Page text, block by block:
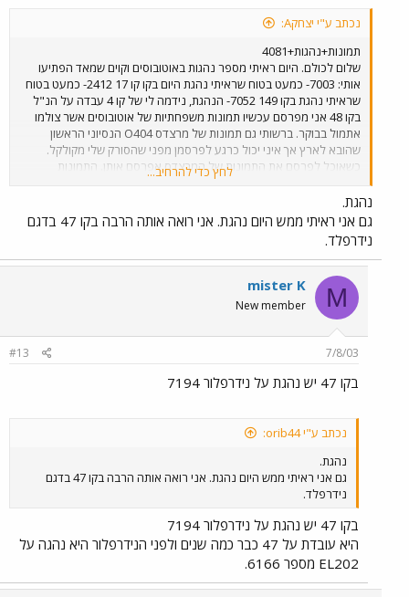
נכתב ע"י יצחקA:
תמונות+נהגות+4081
שלום לכולם. היום ראיתי מספר נהגות באוטובוסים וקוים שמאד הפתיעו
אותי: 7003- כמעט בטוח שראיתי נהגת היום בקו קו 17 2412- כמעט בטוח
שראיתי נהגת בקו 149 7052- הנהגת, נידמה לי של קו 4 עבדה על הנ"ל
בקו 48 אני מפרסם עכשיו תמונות משפחתיות של אוטובוסים אשר צולמו
אתמול בבוקר. ברשותי גם תמונות של מרצדס O404 הנסיוני הראשון
שהובא לארץ אך איני יכול כרגע לפרסמן מפני שהסורק שלי מקולקל.
כשאוכל לפרסם את התמונות של המרצדס אפרסם אותן. התמונות
שאפרסם היום צולמו מהמצלמה הדיגיטלית של בן דודי כך שאלה התמונות
שצולם בשעה 9:40 בשדרות נורדאו, קו 5 בתל אביב.
לחץ כדי להרחיב...
נהגת.
גם אני ראיתי ממש היום נהגת. אני רואה אותה הרבה בקו 47 בדגם
נידרפלד.
M
mister K
New member
7/8/03
#13
בקו 47 יש נהגת על נידרפלור 7194
נכתב ע"י orib44:
נהגת.
גם אני ראיתי ממש היום נהגת. אני רואה אותה הרבה בקו 47 בדגם
נידרפלד.
בקו 47 יש נהגת על נידרפלור 7194
היא עובדת על 47 כבר כמה שנים ולפני הנידרפלור היא נהגה על
EL202 מספר 6166.